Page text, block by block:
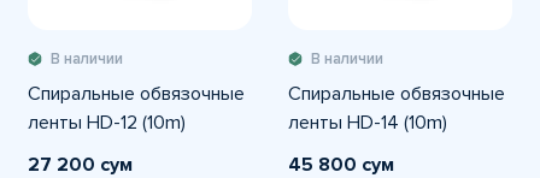
В наличии
Спиральные обвязочные
ленты HD-12 (10m)
27 200 сум
В наличии
Спиральные обвязочные
ленты HD-14 (10m)
45 800 сум